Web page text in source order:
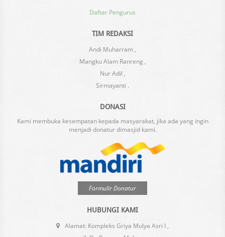
Daftar Pengurus
TIM REDAKSI
Andi Muharram ,
Mangku Alam Ranreng ,
Nur Adil ,
Sirmayanti .
DONASI
Kami membuka kesempatan kepada masyarakat, jika ada yang ingin
menjadi donatur dimasjid kami.
Formulir Donatur
HUBUNGI KAMI
Alamat: Kompleks Griya Mulya Asri I ,